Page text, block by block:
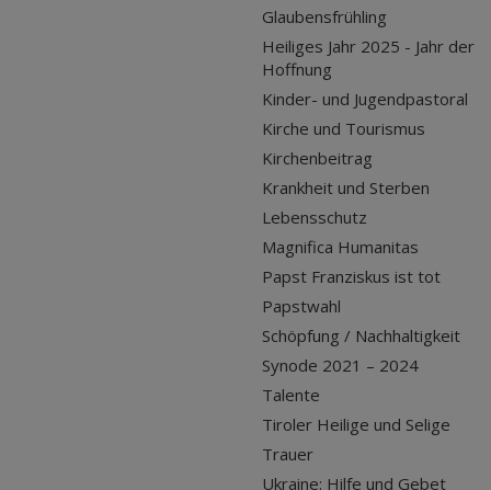
Glaubensfrühling
Heiliges Jahr 2025 - Jahr der
Hoffnung
Kinder- und Jugendpastoral
Kirche und Tourismus
Kirchenbeitrag
Krankheit und Sterben
Lebensschutz
Magnifica Humanitas
Papst Franziskus ist tot
Papstwahl
Schöpfung / Nachhaltigkeit
Synode 2021 – 2024
Talente
Tiroler Heilige und Selige
Trauer
Ukraine: Hilfe und Gebet